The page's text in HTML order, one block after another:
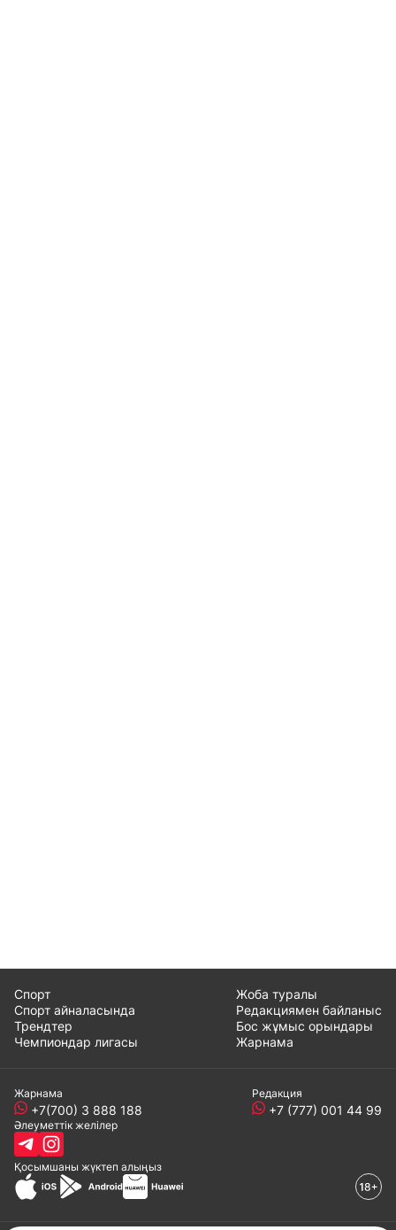
Спорт
Спорт айналасында
Трендтер
Чемпиондар лигасы
Жоба туралы
Редакциямен байланыс
Бос жұмыс орындары
Жарнама
Жарнама
+7(700) 3 888 188
Редакция
+7 (777) 001 44 99
Әлеуметтік желілер
Қосымшаны жүктеп алыңыз